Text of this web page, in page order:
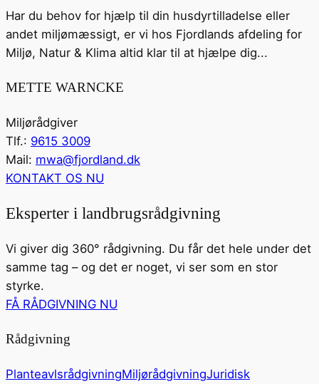
Har du behov for hjælp til din husdyrtilladelse eller
andet miljømæssigt, er vi hos Fjordlands afdeling for
Miljø, Natur & Klima altid klar til at hjælpe dig...
METTE WARNCKE
Miljørådgiver
Tlf.: 9615 3009
Mail: mwa@fjordland.dk
KONTAKT OS NU
Eksperter i landbrugsrådgivning
Vi giver dig 360° rådgivning. Du får det hele under det
samme tag – og det er noget, vi ser som en stor
styrke.
FÅ RÅDGIVNING NU
Rådgivning
PlanteavlsrådgivningMiljørådgivningJuridisk